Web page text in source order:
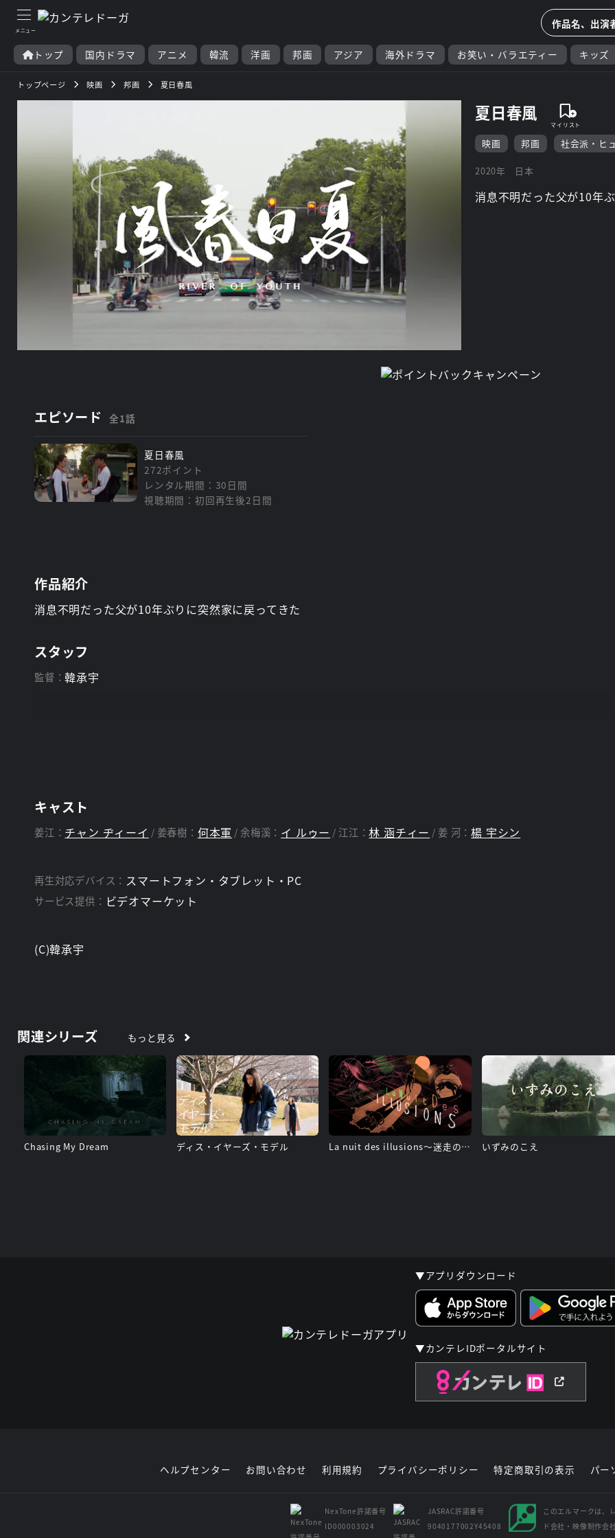
トップ 国内ドラマ アニメ 韓流 洋画 邦画 アジア 海外ドラマ お笑い・バラエティー キッズ
トップページ 映画 邦画 夏日春風
夏日春風
映画 邦画 社会派・ヒ
2020年 日本
消息不明だった父が10年
エピソード 全1話
夏日春風
272ポイント
レンタル期間：30日間
視聴期間：初回再生後2日間
作品紹介
消息不明だった父が10年ぶりに突然家に戻ってきた
スタッフ
監督：韓承宇
キャスト
姜江： チャン ヂィーイ 姜春樹： 何本軍 余梅溪： イ ルゥー 江江：林 涵チィー 姜 河：楊 宇シン
再生対応デバイス： スマートフォン・タブレット・PC
サービス提供： ビデオマーケット
(C)韓承宇
関連シリーズ もっと見る
Chasing My Dream ディス・イヤーズ・モデル La nuit des illusions〜迷走の夜〜 いずみのこえ
▼アプリダウンロード
▼カンテレIDポータルサイト
ヘルプセンター お問い合わせ 利用規約 プライバシーポリシー 特定商取引の表示 パー
NexTone許諾番号
ID000003024
JASRAC許諾番号
9040177002Y45408
このエルマークは、
ド会社・映像制作会